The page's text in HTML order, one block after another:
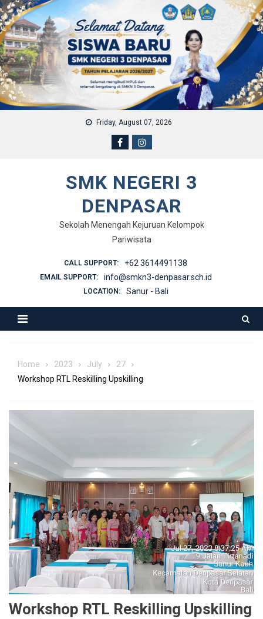
Skip to content
Friday, August 07, 2026
SMK NEGERI 3
DENPASAR
Sekolah Menengah Kejuruan Kelompok
Pariwisata
CALL SUPPORT: +62 3614491138
EMAIL SUPPORT: info@smkn3-denpasar.sch.id
LOCATION: Sanur - Bali
Home 2023 July
27
Workshop RTL Reskilling Upskilling
Workshop RTL Reskilling Upskilling